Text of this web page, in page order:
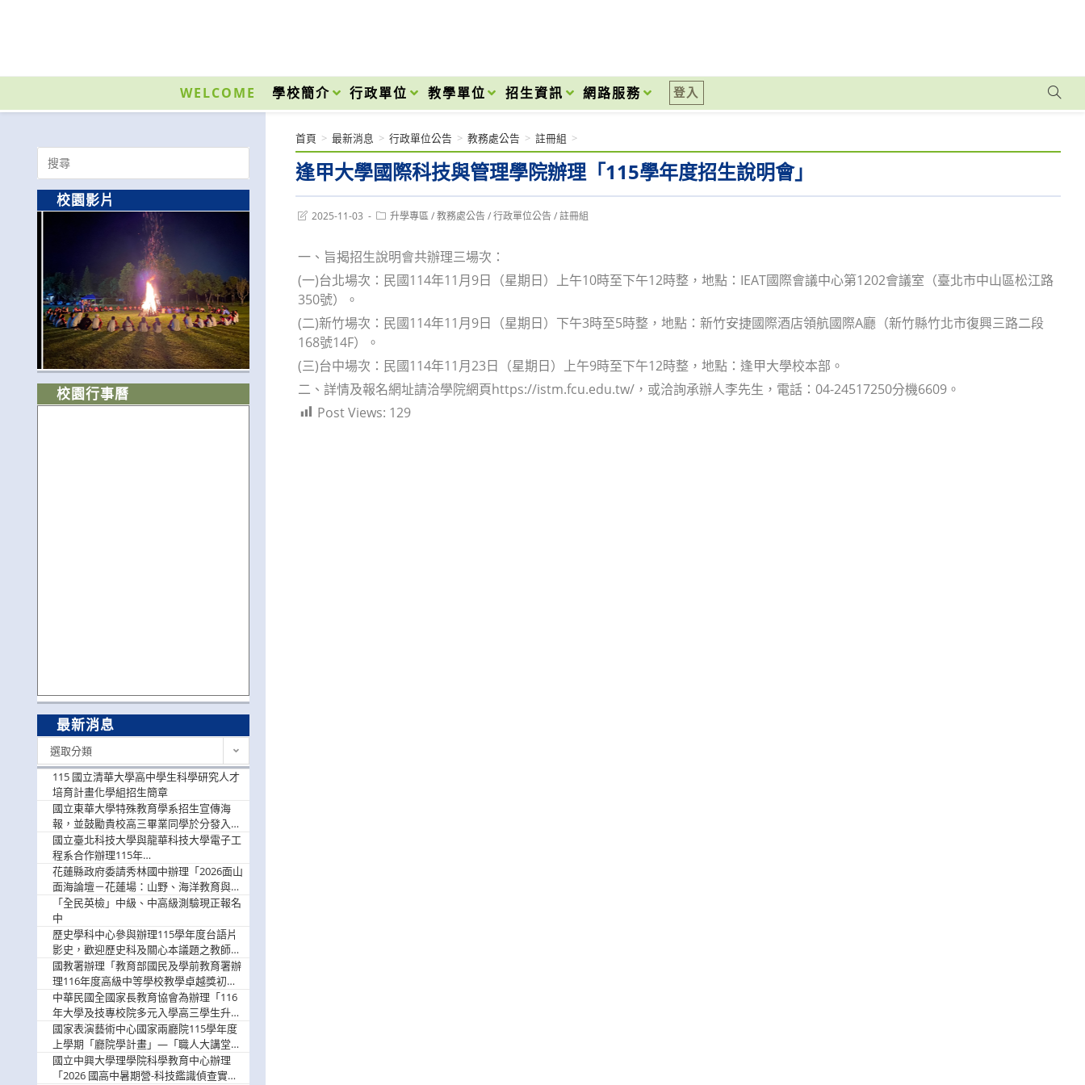
內
WELCOME 學校簡介 行政單位 教學單位 招生資訊 網路服務 登入
逢甲大學國際科技與管理學院辦理「115學年度招生說明會」
首頁 > 最新消息 > 行政單位公告 > 教務處公告 > 註冊組 >
Post2025-11-03
Post升學專區 / 教務處公告 / 行政單位公告 / 註冊組
一、旨揭招生說明會共辦理三場次：
(一)台北場次：民國114年11月9日（星期日）上午10時至下午12時整，地點：IEAT國際會議中心第1202會議室（臺北市中山區松江路
350號）。
(二)新竹場次：民國114年11月9日（星期日）下午3時至5時整，地點：新竹安捷國際酒店領航國際A廳（新竹縣竹北市復興三路二段
168號14F）。
(三)台中場次：民國114年11月23日（星期日）上午9時至下午12時整，地點：逢甲大學校本部。
二、詳情及報名網址請洽學院網頁https://istm.fcu.edu.tw/，或洽詢承辦人李先生，電話：04-24517250分機6609。
Post Views: 129
Search
for:
校園影片
校園行事曆
最新消息
選取分類
115 國立清華大學高中學生科學研究人才
培育計畫化學組招生簡章
國立東華大學特殊教育學系招生宣傳海
報，並鼓勵貴校高三畢業同學於分發入學
階段踴躍選填。
國立臺北科技大學與龍華科技大學電子工
程系合作辦理115年
「115.08.10~08.12「AI賦能應用於智慧半
導體研習營」，歡迎學生踴躍報名參加
花蓮縣政府委請秀林國中辦理「2026面山
面海論壇－花蓮場：山野、海洋教育與戶
外安全實務課程」，歡迎踴躍報名參加
「全民英檢」中級、中高級測驗現正報名
中
歷史學科中心參與辦理115學年度台語片
影史，歡迎歷史科及關心本議題之教師踴
躍報名參加
國教署辦理「教育部國民及學前教育署辦
理116年度高級中等學校教學卓越獎初選
實施計畫」，鼓勵教師踴躍報名
中華民國全國家長教育協會為辦理「116
年大學及技專校院多元入學高三學生升學
輔導家長說明會」
國家表演藝術中心國家兩廳院115學年度
上學期「廳院學計畫」—「職人大講堂」
及「一日體驗課程」，鼓勵踴躍報名參
與。
國立中興大學理學院科學教育中心辦理
「2026 國高中暑期營-科技鑑識偵查實戰